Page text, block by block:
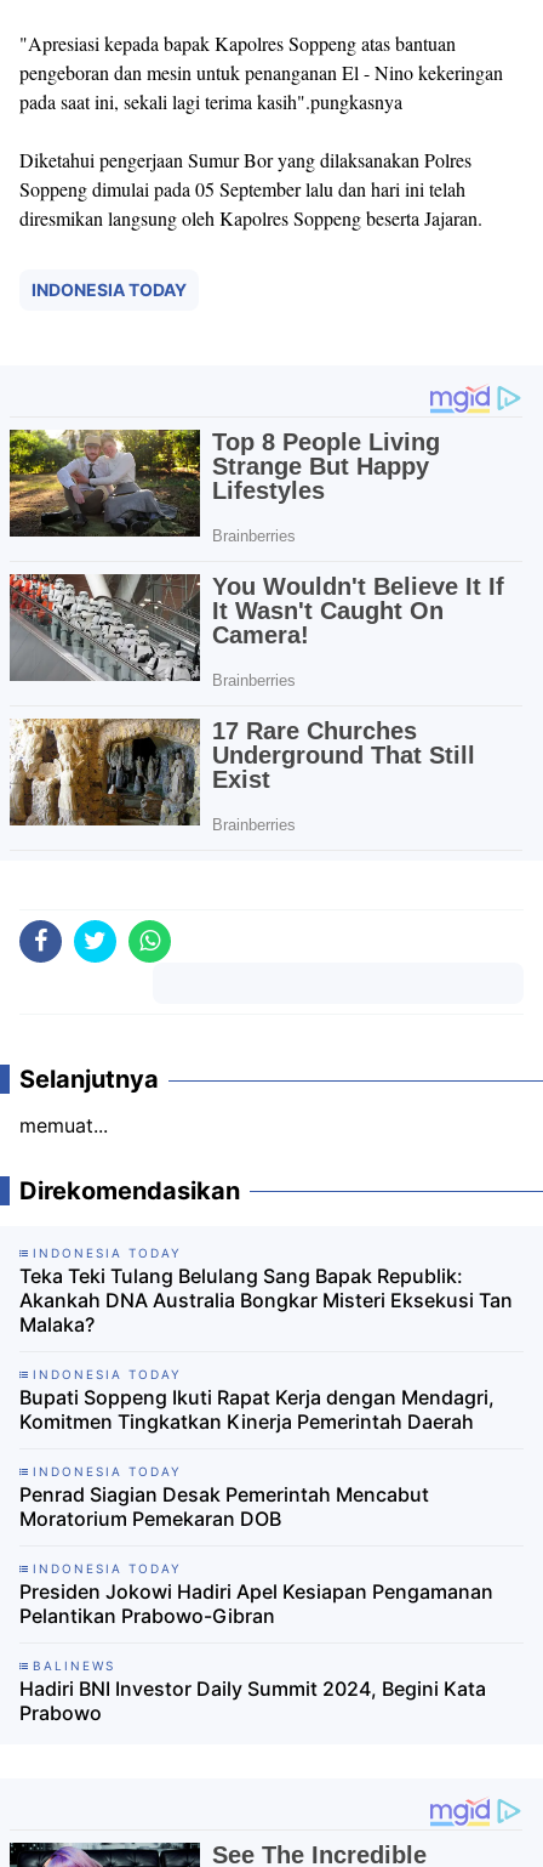
"Apresiasi kepada bapak Kapolres Soppeng atas bantuan
pengeboran dan mesin untuk penanganan El - Nino kekeringan
pada saat ini, sekali lagi terima kasih".pungkasnya
Diketahui pengerjaan Sumur Bor yang dilaksanakan Polres
Soppeng dimulai pada 05 September lalu dan hari ini telah
diresmikan langsung oleh Kapolres Soppeng beserta Jajaran.
INDONESIA TODAY
Selanjutnya
memuat...
Direkomendasikan
INDONESIA TODAY
Teka Teki Tulang Belulang Sang Bapak Republik:
Akankah DNA Australia Bongkar Misteri Eksekusi Tan
Malaka?
INDONESIA TODAY
Bupati Soppeng Ikuti Rapat Kerja dengan Mendagri,
Komitmen Tingkatkan Kinerja Pemerintah Daerah
INDONESIA TODAY
Penrad Siagian Desak Pemerintah Mencabut
Moratorium Pemekaran DOB
INDONESIA TODAY
Presiden Jokowi Hadiri Apel Kesiapan Pengamanan
Pelantikan Prabowo-Gibran
BALINEWS
Hadiri BNI Investor Daily Summit 2024, Begini Kata
Prabowo